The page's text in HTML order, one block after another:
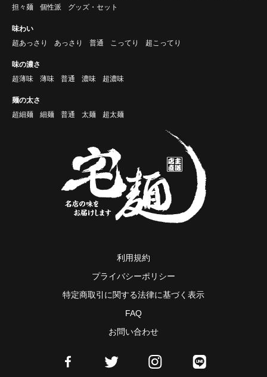
担々麺
個性派 グッズ・セット
味わい
超あっさり
あっさり 普通 こってり 超こってり
味の濃さ
超薄味
薄味 普通 濃味 超濃味
麺の太さ
超細麺
細麺 普通 太麺 超太麺
利用規約
プライバシーポリシー
特定商取引に関する法律に基づく表示
FAQ
お問い合わせ